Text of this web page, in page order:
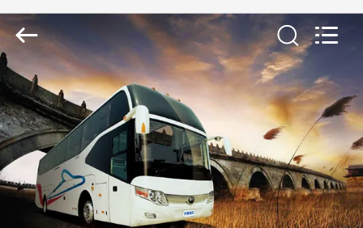
HAUS
PRODUKTE
ÜBER
UNS
CO.,
LTD..
Rights
Reserved.